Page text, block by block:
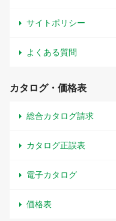
サイトポリシー
よくある質問
カタログ・価格表
総合カタログ請求
カタログ正誤表
電子カタログ
価格表